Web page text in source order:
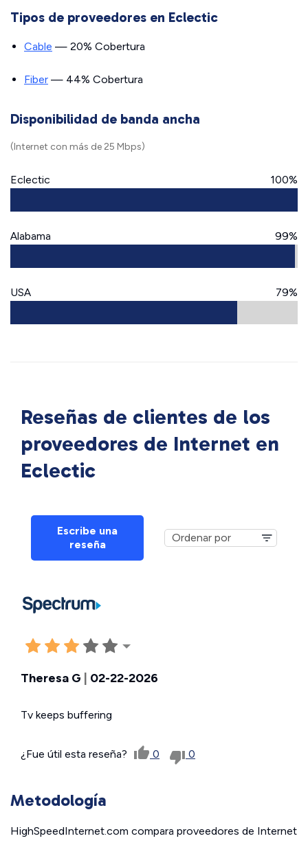
Tipos de proveedores en Eclectic
Cable — 20% Cobertura
Fiber — 44% Cobertura
Disponibilidad de banda ancha
(Internet con más de 25 Mbps)
Eclectic 100%
Alabama 99%
USA 79%
Reseñas de clientes de los
proveedores de Internet en
Eclectic
Escribe una
reseña
Theresa G 02-22-2026
Tv keeps buffering
¿Fue útil esta reseña? 0 0
Metodología
HighSpeedInternet.com compara proveedores de Internet